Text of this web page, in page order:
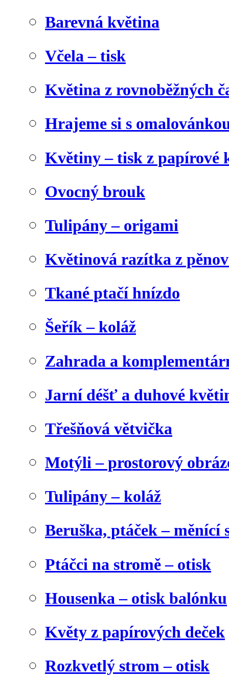
Barevná květina
Včela – tisk
Květina z rovnoběžných
Hrajeme si s
Květiny – tisk z papírové
Ovocný brouk
Tulipány – origami
Květinová razítka z
Tkané ptačí hnízdo
Šeřík – koláž
Zahrada a
Jarní déšť a duhové
Třešňová větvička
Motýli – prostorový
Tulipány – koláž
Beruška, ptáček – měnící
Ptáčci na stromě – otisk
Housenka – otisk balónku
Květy z papírových deček
Rozkvetlý strom – otisk